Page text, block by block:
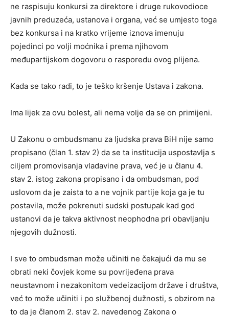
ne raspisuju konkursi za direktore i druge rukovodioce
javnih preduzeća, ustanova i organa, već se umjesto toga
bez konkursa i na kratko vrijeme iznova imenuju
pojedinci po volji moćnika i prema njihovom
međupartijskom dogovoru o rasporedu ovog plijena.
Kada se tako radi, to je teško kršenje Ustava i zakona.
Ima lijek za ovu bolest, ali nema volje da se on primijeni.
U Zakonu o ombudsmanu za ljudska prava BiH nije samo
propisano (član 1. stav 2) da se ta institucija uspostavlja s
ciljem promovisanja vladavine prava, već je u članu 4.
stav 2. istog zakona propisano i da ombudsman, pod
uslovom da je zaista to a ne vojnik partije koja ga je tu
postavila, može pokrenuti sudski postupak kad god
ustanovi da je takva aktivnost neophodna pri obavljanju
njegovih dužnosti.
I sve to ombudsman može učiniti ne čekajući da mu se
obrati neki čovjek kome su povrijeđena prava
neustavnom i nezakonitom vedeizacijom države i društva,
već to može učiniti i po službenoj dužnosti, s obzirom na
to da je članom 2. stav 2. navedenog Zakona o